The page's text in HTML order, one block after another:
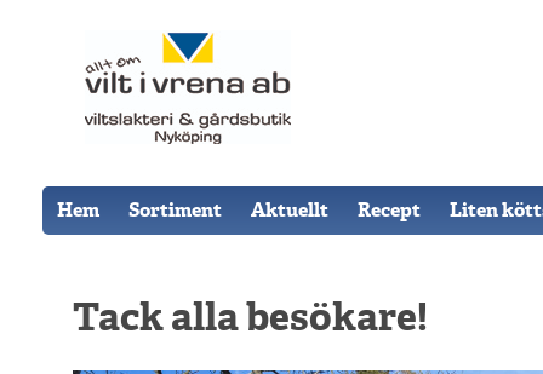
Hem Sortiment Aktuellt Recept Liten
Tack alla besökare!